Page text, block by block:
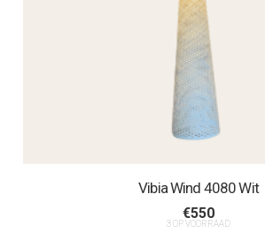
Vibia Wind 4080 Wit
€550
3 OP VOORRAAD